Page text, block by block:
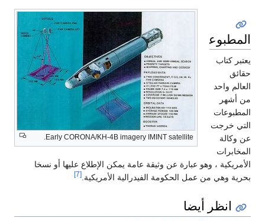
Early CORONA/KH-4B imagery IMINT satellite.
المطبوعات
يعتبر كتاب
حقائق
العالم واحد
من أشهر
المطبوعات
التي خرجت
عن وكالة
المخابرات
الأمريكية ، وهو عبارة عن وثيقة عامة يمكن الإطلاع عليها أو نسخا
بحرية وهي من عمل الحكومة الفيدرالية الأمريكية.[7]
انظر أيضا